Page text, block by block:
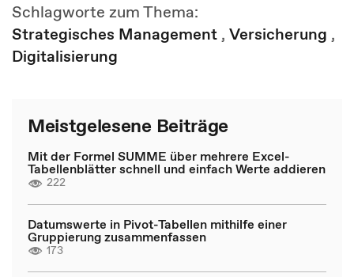
Schlagworte zum Thema:
Strategisches Management , Versicherung ,
Digitalisierung
Meistgelesene Beiträge
Mit der Formel SUMME über mehrere Excel-
Tabellenblätter schnell und einfach Werte addieren
222
Datumswerte in Pivot-Tabellen mithilfe einer
Gruppierung zusammenfassen
173